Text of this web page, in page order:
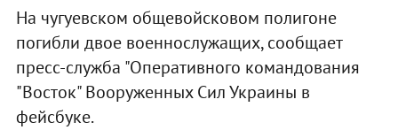
На чугуевском общевойсковом полигоне
погибли двое военнослужащих, сообщает
пресс-служба "Оперативного командования
"Восток" Вооруженных Сил Украины в
фейсбуке.